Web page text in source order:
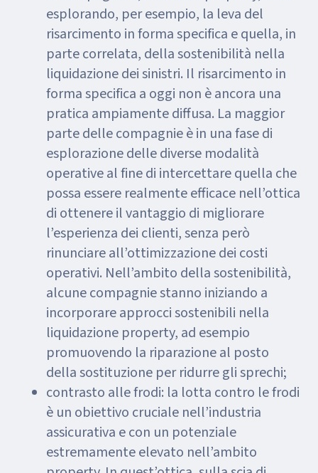
esplorando, per esempio, la leva del
risarcimento in forma specifica e quella, in
parte correlata, della sostenibilità nella
liquidazione dei sinistri. Il risarcimento in
forma specifica a oggi non è ancora una
pratica ampiamente diffusa. La maggior
parte delle compagnie è in una fase di
esplorazione delle diverse modalità
operative al fine di intercettare quella che
possa essere realmente efficace nell’ottica
di ottenere il vantaggio di migliorare
l’esperienza dei clienti, senza però
rinunciare all’ottimizzazione dei costi
operativi. Nell’ambito della sostenibilità,
alcune compagnie stanno iniziando a
incorporare approcci sostenibili nella
liquidazione property, ad esempio
promuovendo la riparazione al posto
della sostituzione per ridurre gli sprechi;
contrasto alle frodi: la lotta contro le frodi
è un obiettivo cruciale nell’industria
assicurativa e con un potenziale
estremamente elevato nell’ambito